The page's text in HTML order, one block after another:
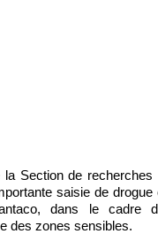
saisie de
dans le cadre
des zones sensibles.